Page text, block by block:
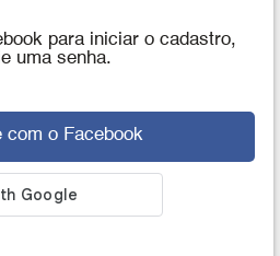
para iniciar o cadastro,
uma senha.
com o Facebook